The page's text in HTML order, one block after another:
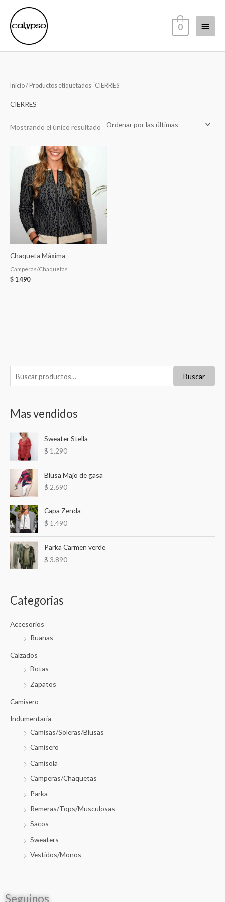
contenido
Menú
0
u
c
o
:
Buscar
Mas vendidos
Sweater Stella
$ 1.290
Blusa Majo de gasa
$ 2.690
Capa Zenda
$ 1.490
Parka Carmen verde
$ 3.890
Categorias
Accesorios
Ruanas
Calzados
Botas
Zapatos
Camisero
Indumentaria
Camisas/Soleras/Blusas
Camisero
Camisola
Camperas/Chaquetas
Parka
Remeras/Tops/Musculosas
Sacos
Sweaters
Vestidos/Monos
Inicio/ Productos etiquetados “CIERRES”
CIERRES
Mostrando el único resultado
Chaqueta Máxima
Camperas/Chaquetas
$ 1.490
Seguinos